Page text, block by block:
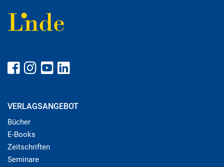
VERLAGSANGEBOT
Bücher
E-Books
Zeitschriften
Seminare